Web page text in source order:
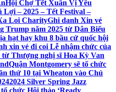
Hội Chợ Tết Xuân Vị Yêu
– 2025 – Tết Festival –
Loi CharityGhi danh Xin vé
Trump năm 2025 từ Dân Biểu
hạt hay khu 8 bầu cử quốc hội
xin vé đi coi Lễ nhậm chức của
Thượng nghị sĩ Hoa Kỳ Van
Quận Montgomery sẽ tổ chức
thứ 10 tại Wheaton vào Chủ
2024 Silver Spring Jazz
chức Hội thảo ‘Ready